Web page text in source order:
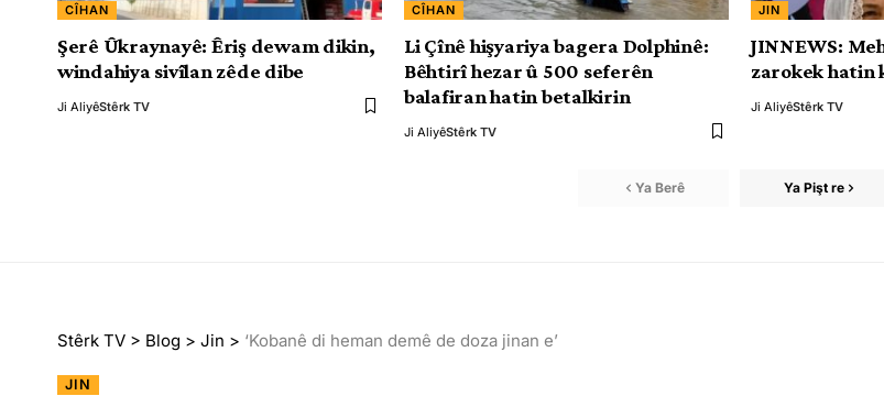
CÎHAN
Şerê Ûkraynayê: Êriş dewam dikin,
windahiya sivîlan zêde dibe
Ji AliyêStêrk TV
CÎHAN
Li Çînê hişyariya bagera Dolphinê:
Bêhtirî hezar û 500 seferên
balafiran hatin betalkirin
Ji AliyêStêrk TV
JIN
JINNEWS:
zarokek hatin
Ji AliyêStêrk TV
Ya Berê Ya Pişt re
Stêrk TV > Blog > Jin > ‘Kobanê di heman demê de doza jinan e’
JIN